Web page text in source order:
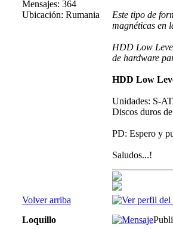
Mensajes: 364
Ubicación: Rumania
Este tipo de
magnéticas en
HDD Low
de hardware
HDD Low
Unidades: S-
Discos duros
PD: Espero y
Saludos...!
Volver arriba
Loquillo